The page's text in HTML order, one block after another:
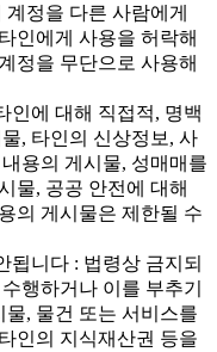
정을 다른 사람에게
인에게 사용을 허락해
정을 무단으로 사용해
에 대해 직접적, 명백
, 타인의 신상정보, 사
용의 게시물, 성매매를
물, 공공 안전에 대해
의 게시물은 제한될 수
니다 : 법령상 금지되
행하거나 이를 부추기
, 물건 또는 서비스를
인의 지식재산권 등을